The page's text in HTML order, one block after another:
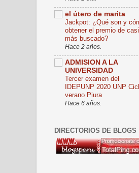
el útero de marita
Jackpot: ¿Qué son y
obtener el premio de
más buscado?
Hace 2 años.
ADMISION A LA
UNIVERSIDAD
Tercer examen del
IDEPUNP 2020 UNP
verano Piura
Hace 6 años.
DIRECTORIOS DE BLOGS